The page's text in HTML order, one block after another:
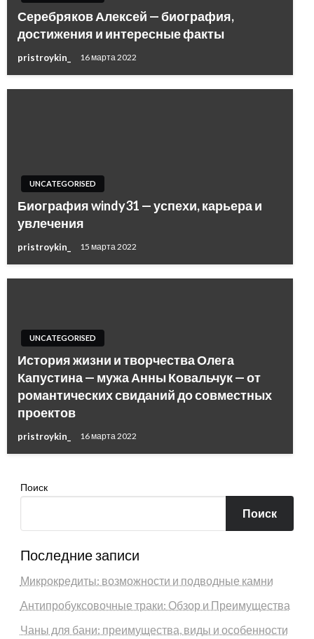
Серебряков Алексей — биография,
достижения и интересные факты
pristroykin_ 16 марта 2022
UNCATEGORISED
Биография windy31 — успехи, карьера и
увлечения
pristroykin_ 15 марта 2022
UNCATEGORISED
История жизни и творчества Олега
Капустина — мужа Анны Ковальчук — от
романтических свиданий до совместных
проектов
pristroykin_ 16 марта 2022
Поиск
Поиск
Последние записи
Микрокредиты: возможности и подводные камни
Антипробуксовочные траки: Обзор и Преимущества
Чаны для бани: преимущества, виды и особенности